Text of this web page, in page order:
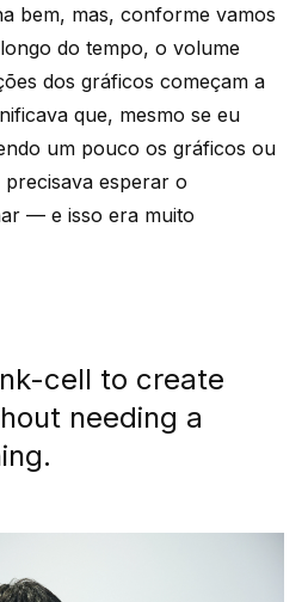
bem, mas, conforme vamos
do tempo, o volume
dos gráficos começam a
que, mesmo se eu
um pouco os gráficos ou
esperar o
— e isso era muito
cell to create
needing a